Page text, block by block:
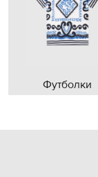
Футболки